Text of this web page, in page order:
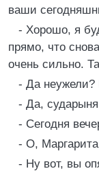
ваши
- Хорошо, я
прямо, что
очень сильно.
- Да неужели?
- Да,
- Сегодня
- О,
- Ну вот, вы